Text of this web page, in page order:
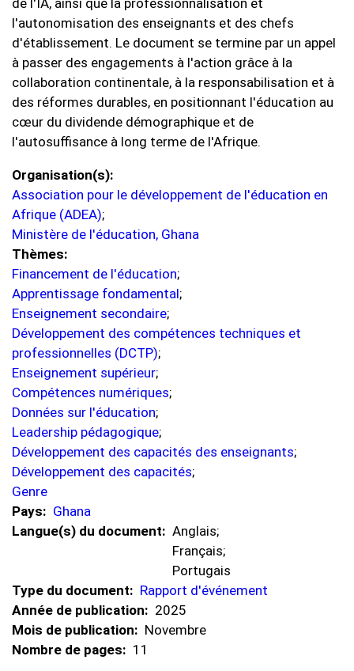
de l'IA, ainsi que la professionnalisation et
l'autonomisation des enseignants et des chefs
d'établissement. Le document se termine par un appel
à passer des engagements à l'action grâce à la
collaboration continentale, à la responsabilisation et à
des réformes durables, en positionnant l'éducation au
cœur du dividende démographique et de
l'autosuffisance à long terme de l'Afrique.
Organisation(s)
Association pour le développement de l'éducation en
Afrique (ADEA);
Ministère de l'éducation, Ghana
Thèmes
Financement de l'éducation;
Apprentissage fondamental;
Enseignement secondaire;
Développement des compétences techniques et
professionnelles (DCTP);
Enseignement supérieur;
Compétences numériques;
Données sur l'éducation;
Leadership pédagogique;
Développement des capacités des enseignants;
Développement des capacités;
Genre
Pays
Ghana
Langue(s) du document
Anglais;
Français;
Portugais
Type du document
Rapport d'événement
Année de publication
2025
Mois de publication
Novembre
Nombre de pages
11